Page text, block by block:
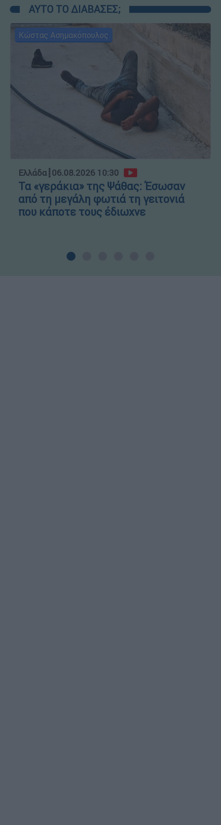
ΑΥΤΟ ΤΟ ΔΙΑΒΑΣΕΣ;
Κώστας Ασημακόπουλος
Ελλάδα┋06.08.2026 10:30
Τα «γεράκια» της Ψάθας: Έσωσαν
από τη μεγάλη φωτιά τη γειτονιά
που κάποτε τους έδιωχνε